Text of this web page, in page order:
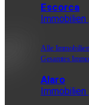
Escorca
Alle
Gesamtes
Alaro